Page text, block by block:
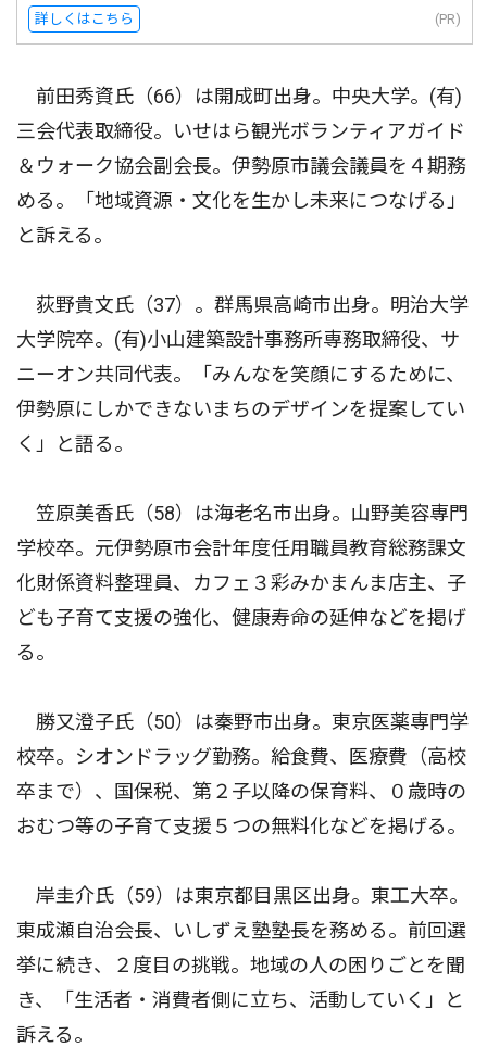
詳しくはこちら (PR)
前田秀資氏（66）は開成町出身。中央大学。(有)
三会代表取締役。いせはら観光ボランティアガイド
＆ウォーク協会副会長。伊勢原市議会議員を４期務
める。「地域資源・文化を生かし未来につなげる」
と訴える。
荻野貴文氏（37）。群馬県高崎市出身。明治大学
大学院卒。(有)小山建築設計事務所専務取締役、サ
ニーオン共同代表。「みんなを笑顔にするために、
伊勢原にしかできないまちのデザインを提案してい
く」と語る。
笠原美香氏（58）は海老名市出身。山野美容専門
学校卒。元伊勢原市会計年度任用職員教育総務課文
化財係資料整理員、カフェ３彩みかまんま店主、子
ども子育て支援の強化、健康寿命の延伸などを掲げ
る。
勝又澄子氏（50）は秦野市出身。東京医薬専門学
校卒。シオンドラッグ勤務。給食費、医療費（高校
卒まで）、国保税、第２子以降の保育料、０歳時の
おむつ等の子育て支援５つの無料化などを掲げる。
岸圭介氏（59）は東京都目黒区出身。東工大卒。
東成瀬自治会長、いしずえ塾塾長を務める。前回選
挙に続き、２度目の挑戦。地域の人の困りごとを聞
き、「生活者・消費者側に立ち、活動していく」と
訴える。